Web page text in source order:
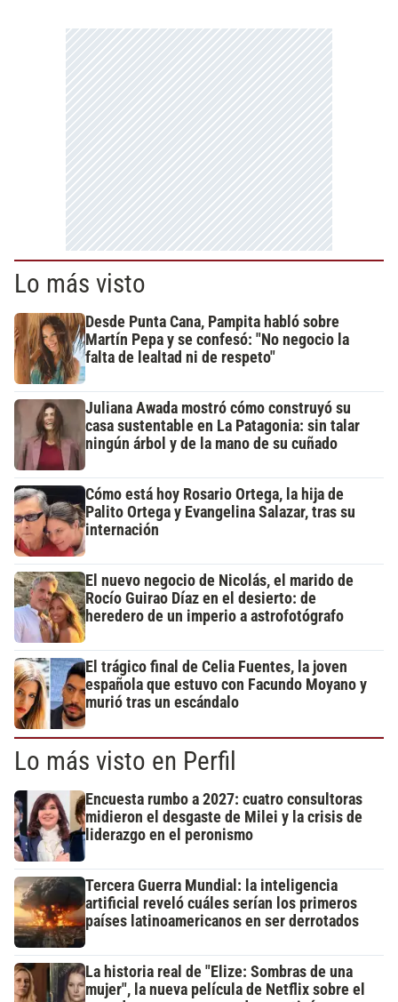
Lo más visto
Desde Punta Cana, Pampita habló sobre
Martín Pepa y se confesó: "No negocio la
falta de lealtad ni de respeto"
Juliana Awada mostró cómo construyó su
casa sustentable en La Patagonia: sin talar
ningún árbol y de la mano de su cuñado
Cómo está hoy Rosario Ortega, la hija de
Palito Ortega y Evangelina Salazar, tras su
internación
El nuevo negocio de Nicolás, el marido de
Rocío Guirao Díaz en el desierto: de
heredero de un imperio a astrofotógrafo
El trágico final de Celia Fuentes, la joven
española que estuvo con Facundo Moyano y
murió tras un escándalo
Lo más visto en Perfil
Encuesta rumbo a 2027: cuatro consultoras
midieron el desgaste de Milei y la crisis de
liderazgo en el peronismo
Tercera Guerra Mundial: la inteligencia
artificial reveló cuáles serían los primeros
países latinoamericanos en ser derrotados
La historia real de "Elize: Sombras de una
mujer", la nueva película de Netflix sobre el